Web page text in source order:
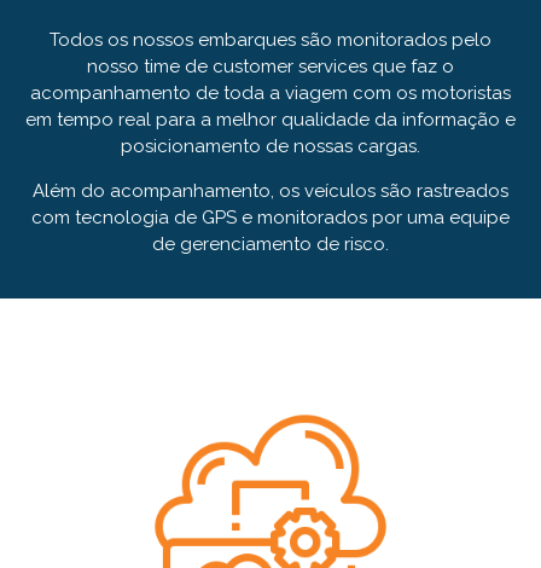
Todos os nossos embarques são monitorados pelo
nosso time de customer services que faz o
acompanhamento de toda a viagem com os motoristas
em tempo real para a melhor qualidade da informação e
posicionamento de nossas cargas.
Além do acompanhamento, os veículos são rastreados
com tecnologia de GPS e monitorados por uma equipe
de gerenciamento de risco.